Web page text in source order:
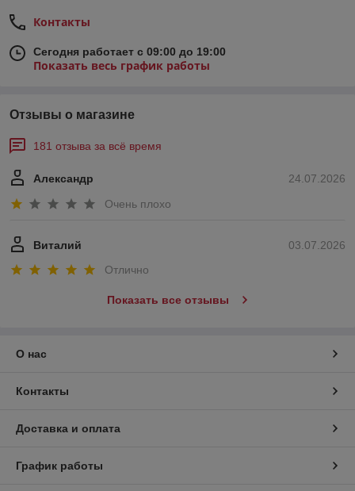
Контакты
Сегодня работает с 09:00 до 19:00
Показать весь график работы
Отзывы о магазине
181 отзыва за всё время
24.07.2026
Александр
Очень плохо
03.07.2026
Виталий
Отлично
Показать все отзывы
О нас
Контакты
Доставка и оплата
График работы